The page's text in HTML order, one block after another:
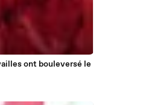
ont bouleversé le